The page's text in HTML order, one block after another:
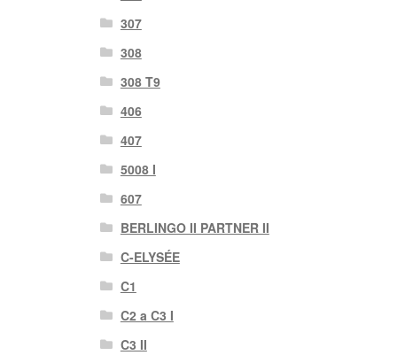
307
308
308 T9
406
407
5008 I
607
BERLINGO II PARTNER II
C-ELYSÉE
C1
C2 a C3 I
C3 II